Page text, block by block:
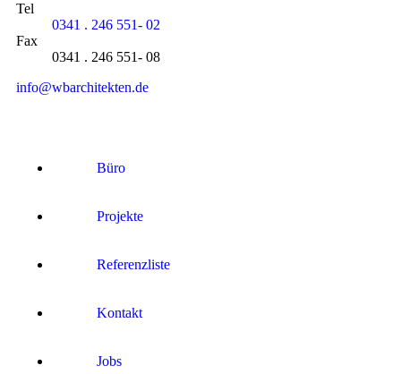
Tel
0341 . 246 551- 02
Fax
0341 . 246 551- 08
info@wbarchitekten.de
Büro
Projekte
Referenzliste
Kontakt
Jobs